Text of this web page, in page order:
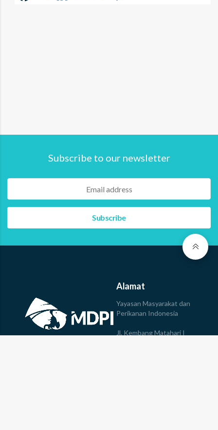
Subscribe to our newsletter
Alamat
Yayasan Masyarakat dan
Perikanan Indonesia
Jl. Kembang Matahari I